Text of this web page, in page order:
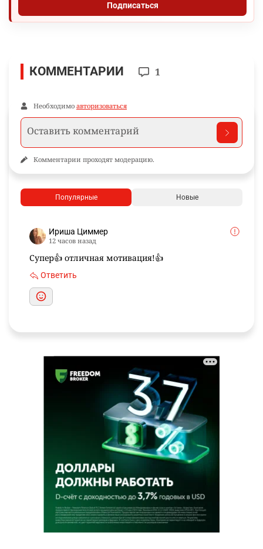
Подписаться
КОММЕНТАРИИ 1
Необходимо авторизоваться
Комментарии проходят модерацию.
Популярные Новые
Ириша Циммер
12 часов назад
Супер👍 отличная мотивация!👍
Ответить